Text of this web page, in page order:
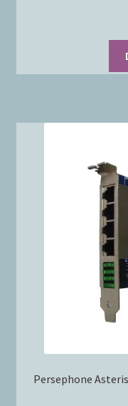
Persephone